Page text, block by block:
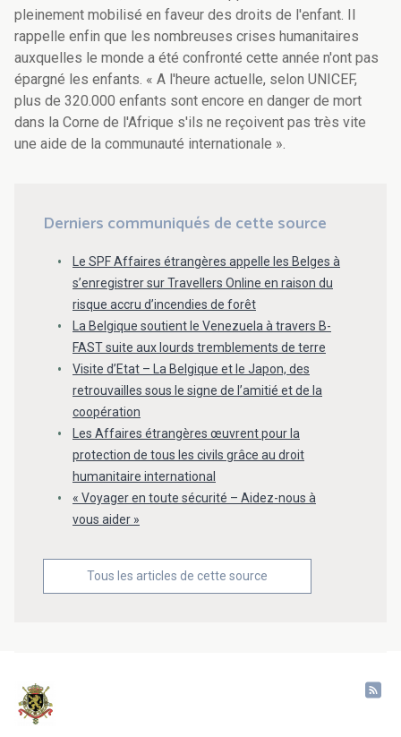
pleinement mobilisé en faveur des droits de l'enfant. Il
rappelle enfin que les nombreuses crises humanitaires
auxquelles le monde a été confronté cette année n'ont pas
épargné les enfants. « A l'heure actuelle, selon UNICEF,
plus de 320.000 enfants sont encore en danger de mort
dans la Corne de l'Afrique s'ils ne reçoivent pas très vite
une aide de la communauté internationale ».
Derniers communiqués de cette source
Le SPF Affaires étrangères appelle les Belges à
s’enregistrer sur Travellers Online en raison du
risque accru d’incendies de forêt
La Belgique soutient le Venezuela à travers B-
FAST suite aux lourds tremblements de terre
Visite d’Etat – La Belgique et le Japon, des
retrouvailles sous le signe de l’amitié et de la
coopération
Les Affaires étrangères œuvrent pour la
protection de tous les civils grâce au droit
humanitaire international
« Voyager en toute sécurité – Aidez-nous à
vous aider »
Tous les articles de cette source